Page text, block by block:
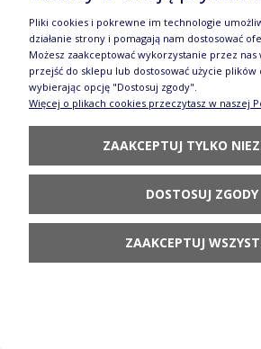
Voucher/bon podarunkowy
papierowy) o wartości 50 PLN
Pliki cookies i pokrewne im technologie
działanie strony i pomagają nam dostosować
Możesz zaakceptować wykorzystanie przez
przejść do sklepu lub dostosować użycie
wybierając opcję "Dostosuj zgody".
Więcej o plikach cookies przeczytasz w naszej
ZAAKCEPTUJ TYLKO
DOSTOSUJ ZGODY
ZAAKCEPTUJ